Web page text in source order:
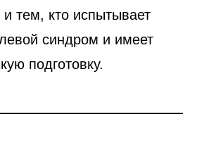
тем, кто испытывает
синдром и имеет
подготовку.